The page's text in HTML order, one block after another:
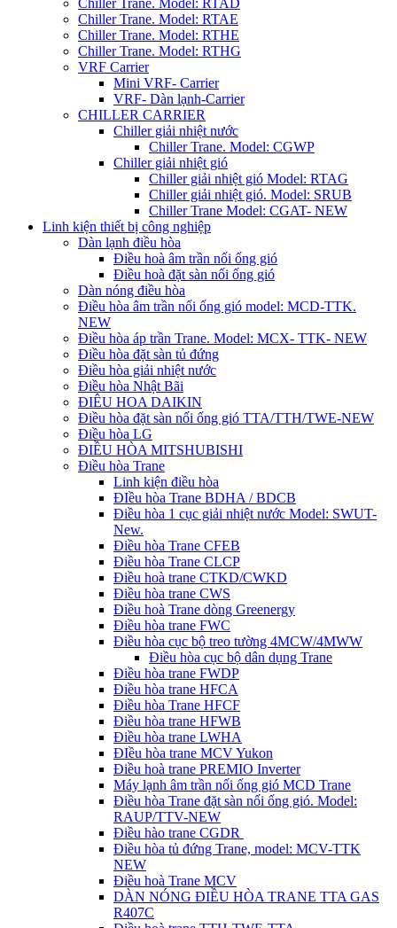
Chiller Trane. Model: RTAD
Chiller Trane. Model: RTAE
Chiller Trane. Model: RTHE
Chiller Trane. Model: RTHG
VRF Carrier
Mini VRF- Carrier
VRF- Dàn lạnh-Carrier
CHILLER CARRIER
Chiller giải nhiệt nước
Chiller Trane. Model: CGWP
Chiller giải nhiệt gió
Chiller giải nhiệt gió Model: RTAG
Chiller giải nhiệt gió. Model: SRUB
Chiller Trane Model: CGAT- NEW
Linh kiện thiết bị công nghiệp
Dàn lạnh điều hòa
Điều hoà âm trần nối ống gió
Điều hoà đặt sàn nối ống gió
Dàn nóng điều hòa
Điều hòa âm trần nối ống gió model: MCD-TTK.
NEW
Điều hòa áp trần Trane. Model: MCX- TTK- NEW
Điều hòa đặt sàn tủ đứng
Điều hòa giải nhiệt nước
Điều hòa Nhật Bãi
ĐIÊU HOA DAIKIN
Điều hòa đặt sàn nối ống gió TTA/TTH/TWE-NEW
Điều hòa LG
ĐIỀU HÒA MITSHUBISHI
Điều hòa Trane
Linh kiện điều hòa
ĐIều hòa Trane BDHA / BDCB
Điều hòa 1 cục giải nhiệt nước Model: SWUT-
New.
Điều hòa Trane CFEB
Điều hòa Trane CLCP
Điều hoà trane CTKD/CWKD
Điều hòa trane CWS
Điều hoà Trane dòng Greenergy
Điều hòa trane FWC
Điều hòa cục bộ treo tường 4MCW/4MWW
Điều hòa cục bộ dân dụng Trane
Điều hòa trane FWDP
Điều hòa trane HFCA
Điều hòa Trane HFCF
Điều hòa trane HFWB
Điều hòa trane LWHA
ĐIều hòa trane MCV Yukon
Điều hoà trane PREMIO Inverter
Máy lạnh âm trần nối ống gió MCD Trane
Điều hòa Trane đặt sàn nối ống gió. Model:
RAUP/TTV-NEW
Điều hào trane CGDR
Điều hòa tủ đứng Trane, model: MCV-TTK
NEW
Điều hoà Trane MCV
DÀN NÓNG ĐIỀU HÒA TRANE TTA GAS
R407C